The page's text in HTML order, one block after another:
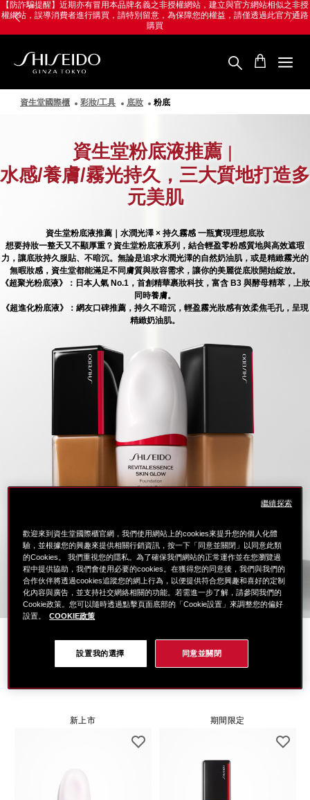
跳
至
Skip
to
【防詐騙提醒】近期亦有冒用本品牌名義之非授權網站，建立與官方網站相似之非授
權網站，誤導消費者進行購買，請特別留意，為保障您的權益，請僅透過此官方通路
購買
資
生資生堂國際櫃 彩妝/工具 底妝 粉底
資生堂粉底液推薦
水感/養膚/霧光持久，三大質地打造多
元美肌
資生堂粉底液推薦｜水潤光澤 × 持久霧感 一瓶實現理想底妝
想要持妝一整天又不顯厚重？資生堂粉底液系列，結合輕盈零粉感質地與高效遮瑕
力，讓底妝持久服貼、不暗沉。無論是追求水潤光澤的自然奶油肌，或是精緻霧光的
無暇妝感，資生堂都能滿足不同膚質與妝容需求，讓你的美麗從底妝開始綻放。
《超聚光粉底液》：日本人氣 No.1，首創精華裹妝科技，富含 B3 與酵母精萃，上妝
同時養膚。
《超進化粉底液》：網友口碑推薦，持久不暗沉，輕盈霧光妝感有效柔焦毛孔，呈現
精緻奶油肌。
篩選
新上市 期間限定
歡迎來到資生堂國際櫃官網，我們使用網站上的cookies來提升您的個人化體
驗，並根據您的興趣來提供相關行銷資訊，按一下「同意並關閉」以同意此類
的Cookies。 我們重視您的隱私。為了確保我們網站的正常運作並在您瀏覽過
程中提供協助，我們會使用必要的cookies。在獲得您的同意後，我們與我們的
合作伙伴將透過cookies追蹤您的網上行為，以便提供符合您興趣和喜好的定制
化內容與廣告，並支持社交網絡相關的功能。若需進一步了解，請參閱我們的
Cookie政策。您可以隨時透過點擊頁面底部的「Cookie設置」來調整您的偏好
設置。
COOKIE政策
設置我的選擇 同意並關閉
繼續探索